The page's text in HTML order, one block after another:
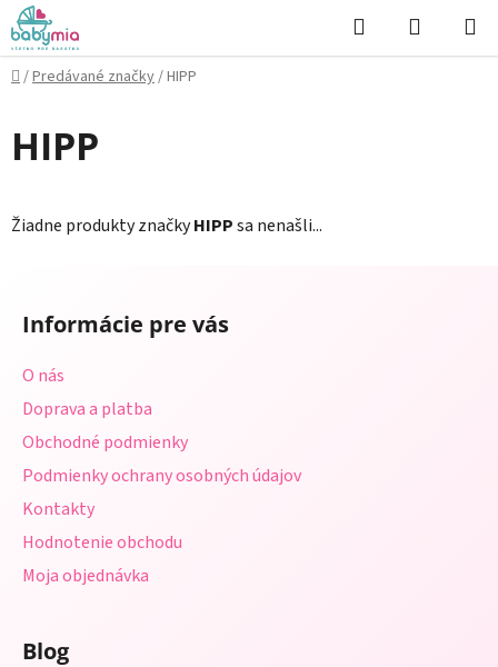
Prejsť
na
obsah
Hľadať
KOŠÍK
Domov
/Predávané značky/HIPP
HIPP
Žiadne produkty značkyHIPPsa nenašli...
Informácie pre vás
O nás
Doprava a platba
Obchodné podmienky
Podmienky ochrany osobných údajov
Kontakty
Hodnotenie obchodu
Moja objednávka
Blog